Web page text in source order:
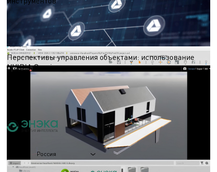
Хотим поделиться тремя кейсами в разрезе конструктивных решений, как мы
с помощью собственных разработок и грамотного применения сторонних
инструментов решаем сложные задачи
29.10.2025
Перспективы управления объектами: использование
NVIDIA Omniverse
NVIDIA Omniverse, которая открывает новые возможности для цифрового
моделирования и оптимизации эксплуатационных процессов.
Россия